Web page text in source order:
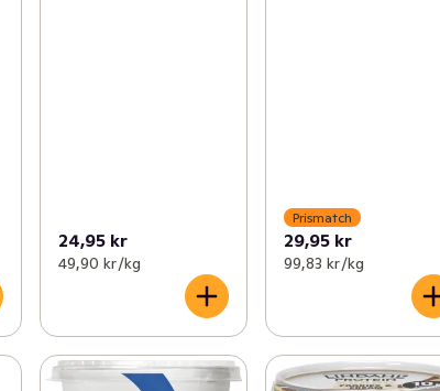
24,95 kr
49,90 kr /kg
Prismatch
29,95 kr
99,83 kr /kg